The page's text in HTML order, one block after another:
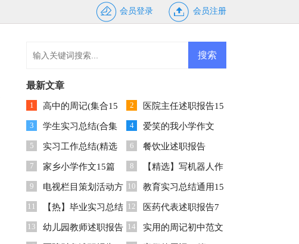
会员登录 会员注册
最新文章
1 高中的周记(集合15
篇)
2 医院主任述职报告15
篇
3 学生实习总结(合集
15篇)
4 爱笑的我小学作文
5 实习工作总结(精选
15篇)
6 餐饮业述职报告
7 家乡小学作文15篇 8 【精选】写机器人作
文三篇
9 电视栏目策划活动方
案
10 教育实习总结通用15
篇
11 【热】毕业实习总结 12 医药代表述职报告7
篇
13 幼儿园教师述职报告 14 实用的周记初中范文